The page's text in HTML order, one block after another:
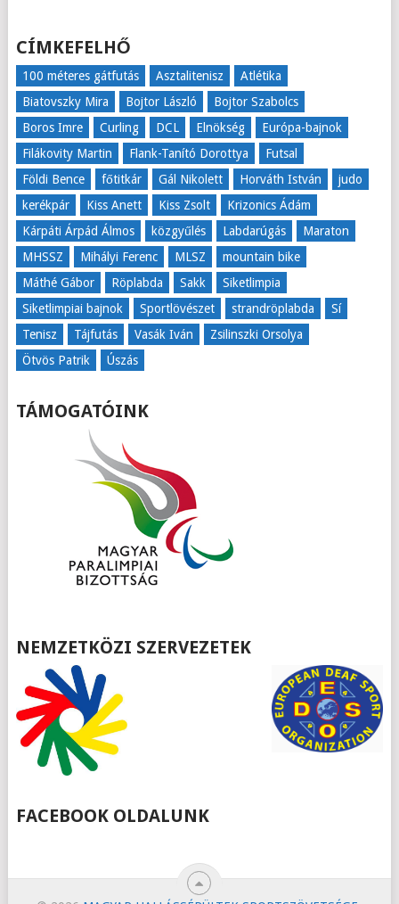
CÍMKEFELHŐ
100 méteres gátfutás Asztalitenisz
Atlétika
Biatovszky Mira
Bojtor László
Bojtor Szabolcs
Boros Imre
Curling DCL Elnökség
Európa-bajnok
Filákovity Martin
Flank-Tanító Dorottya
Futsal
Földi Bence
főtitkár Gál Nikolett Horváth István
judo
kerékpár
Kiss Anett Kiss Zsolt
Krizonics Ádám
Kárpáti Árpád Álmos
közgyűlés Labdarúgás
Maraton
MHSSZ
Mihályi Ferenc MLSZ
mountain bike
Máthé Gábor
Röplabda Sakk
Siketlimpia
Siketlimpiai bajnok
Sportlövészet strandröplabda
Sí
Tenisz
Tájfutás Vasák Iván
Zsilinszki Orsolya
Ötvös Patrik
Úszás
TÁMOGATÓINK
NEMZETKÖZI SZERVEZETEK
FACEBOOK OLDALUNK